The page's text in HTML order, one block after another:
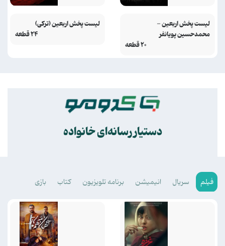
۲۰ قطعه
لیست پخش اربعین -
محمدحسین پویانفر
۲۴ قطعه
لیست پخش اربعین (ترکی)
دستیار رسانه‌ای خانواده
فیلم سریال انیمیشن برنامه تلویزیون کتاب بازی